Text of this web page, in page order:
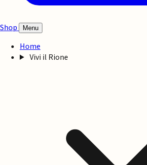
Shop Menu
Home
Vivi il Rione